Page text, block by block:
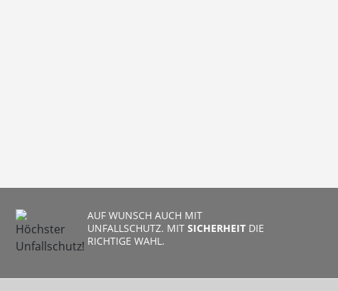
AUF WUNSCH AUCH MIT
UNFALLSCHUTZ. MIT SICHERHEITDIE
RICHTIGE WAHL.